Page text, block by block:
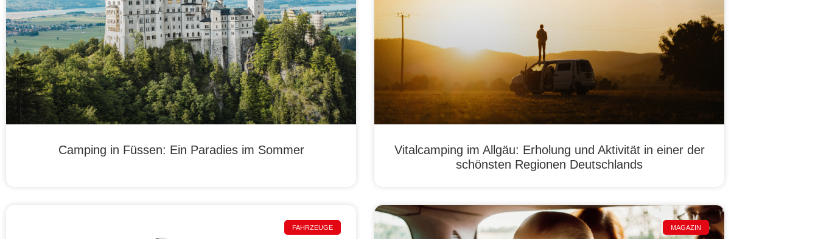
Camping in Füssen: Ein Paradies im Sommer
Vitalcamping im Allgäu: Erholung und Aktivität in einer der
schönsten Regionen Deutschlands
FAHRZEUGE MAGAZIN